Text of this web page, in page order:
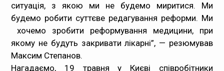
ситуація, з якою ми не будемо миритися. Ми
будемо робити суттєве редагування реформи. Ми
хочемо зробити реформування медицини, при
якому не будуть закривати лікарні”, — резюмував
Максим Степанов.
Нагадаємо, 19 травня у Києві співробітники